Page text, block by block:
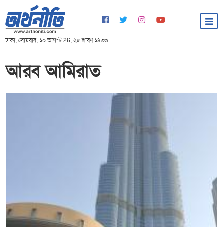
ঢাকা, সোমবার, ১০ আগস্ট 26, ২৫ শ্রাবণ ১৪৩৩
আরব আমিরাত